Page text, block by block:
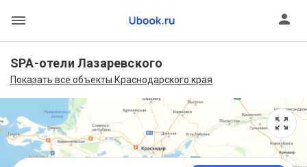
SPA-отели Лазаревского
Показать все объекты Краснодарского края